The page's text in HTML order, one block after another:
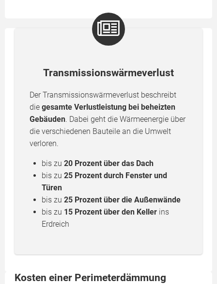
Transmissionswärmeverlust
Der Transmissionswärmeverlust beschreibt
die gesamte Verlustleistung bei beheizten
Gebäuden. Dabei geht die Wärmeenergie über
die verschiedenen Bauteile an die Umwelt
verloren.
bis zu 20 Prozent über das Dach
bis zu 25 Prozent durch Fenster und
Türen
bis zu 25 Prozent über die Außenwände
bis zu 15 Prozent über den Keller ins
Erdreich
Kosten einer Perimeterdämmung